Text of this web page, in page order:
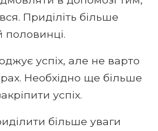
Приділіть більше
половинці.
успіх, але не варто
Необхідно ще більше
успіх.
більше уваги